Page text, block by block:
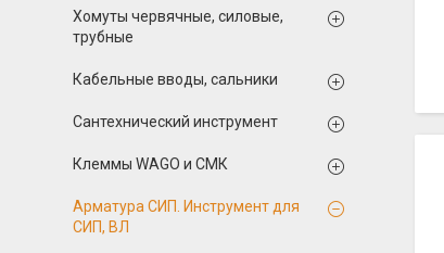
Хомуты червячные, силовые,
трубные
Кабельные вводы, сальники
Сантехнический инструмент
Клеммы WAGO и СМК
Арматура СИП. Инструмент для
СИП, ВЛ